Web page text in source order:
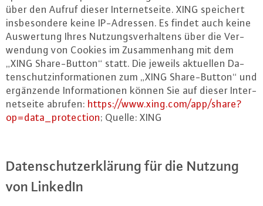
über den Aufruf dieser In­ter­net­sei­te. XING speichert
ins­be­son­de­re keine IP-Adres­sen. Es findet auch keine
Aus­wer­tung Ihres Nut­zungs­ver­hal­tens über die Ver­
wen­dung von Cookies im Zu­sam­men­hang mit dem
„XING Sha­re-But­ton“ statt. Die jeweils aktuellen Da­
ten­schutz­in­for­ma­tio­nen zum „XING Sha­re-But­ton“ und
er­gän­zen­de In­for­ma­tio­nen können Sie auf dieser In­ter­
net­sei­te abrufen: https://​www.​xing.​com/​app/​share?​
op=data_​protection; Quelle: XING
Da­ten­schutz­er­klä­rung für die Nutzung
von LinkedIn